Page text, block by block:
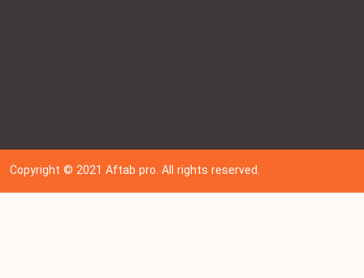
Copyright © 202 1Aftab pro. All rights reserved.